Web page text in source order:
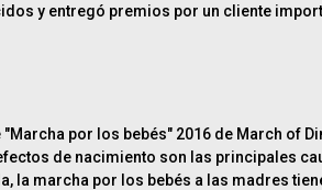
y entregó premios por un cliente
por los bebés" 2016 de March of
de nacimiento son las principales
marcha por los bebés a las madres